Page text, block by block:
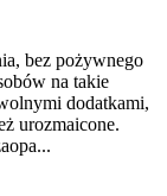
bez pożywnego
na takie
dodatkami,
urozmaicone.